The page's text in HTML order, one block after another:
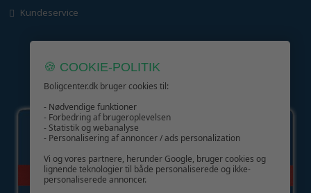
Kundeservice
GIV GLÆDE MED ET GAVEKORT!
🍪 COOKIE-POLITIK
Boligcenter.dk bruger cookies til:
- Nødvendige funktioner
- Forbedring af brugeroplevelsen
- Statistik og webanalyse
- Personalisering af annoncer / ads personalization
Vi og vores partnere, herunder Google, bruger cookies og
lignende teknologier til både personaliserede og ikke-
personaliserede annoncer.